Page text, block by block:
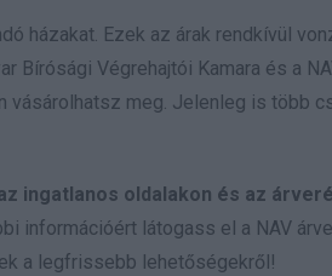
házakat. Ezek az árak rendkívül
Bírósági Végrehajtói Kamara és a
vásárolhatsz meg. Jelenleg is több
ingatlanos oldalakon és az
információért látogass el a NAV
a legfrissebb lehetőségekről!